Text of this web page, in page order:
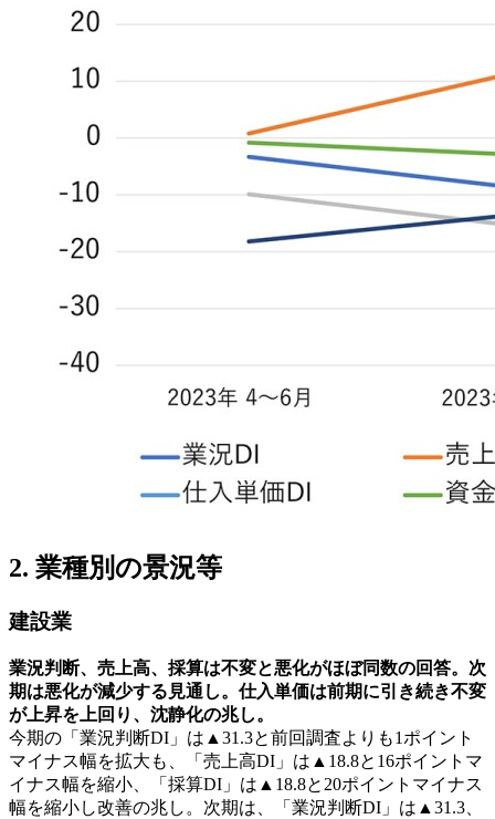
2. 業種別の景況等
建設業
業況判断、売上高、採算は不変と悪化がほぼ同数の回答。次
期は悪化が減少する見通し。仕入単価は前期に引き続き不変
が上昇を上回り、沈静化の兆し。
今期の「業況判断DI」は▲31.3と前回調査よりも1ポイント
マイナス幅を拡大も、「売上高DI」は▲18.8と16ポイントマ
イナス幅を縮小、「採算DI」は▲18.8と20ポイントマイナス
幅を縮小し改善の兆し。次期は、「業況判断DI」は▲31.3、